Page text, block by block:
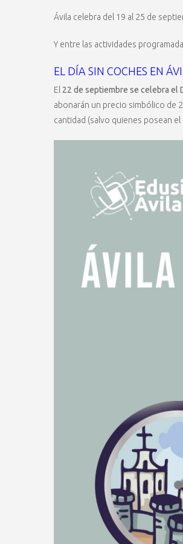
Ávila celebra del 19 al 25 de
Y entre las actividades
EL DÍA SIN COCHES EN
El 22 de septiembre se celebra el
abonarán un precio simbólico de
cantidad (salvo quienes posean